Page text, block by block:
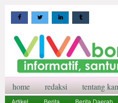
home redaksi tentang